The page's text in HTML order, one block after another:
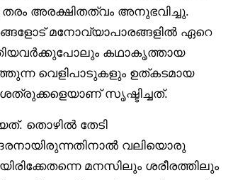
അരക്ഷിതത്വം അനുഭവിച്ചു.
മനോവ്യാപാരങ്ങളിൽ ഏറെ
കഥാകൃത്തായ
വെളിപാടുകളും ഉത്കടമായ
സൃഷ്ടിച്ചത്.
തൊഴിൽ തേടി
വലിയൊരു
മനസിലും ശരീരത്തിലും